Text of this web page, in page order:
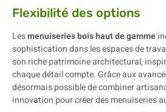
Flexibilité des options
Lesmenuiseries bois haut de gamme
sophistication dans les espaces de
son riche patrimoine architectural,
chaque détail compte. Grâce aux
désormais possible de combiner
innovation pour créer des menuiseries